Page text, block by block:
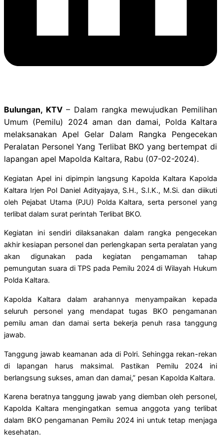
Bulungan, KTV– Dalam rangka mewujudkan Pemilihan
Umum (Pemilu) 2024 aman dan damai, Polda Kaltara
melaksanakan Apel Gelar Dalam Rangka Pengecekan
Peralatan Personel Yang Terlibat BKO yang bertempat di
lapangan apel Mapolda Kaltara, Rabu (07-02-2024).
Kegiatan Apel ini dipimpin langsung Kapolda Kaltara Kapolda
Kaltara Irjen Pol Daniel Adityajaya, S.H., S.I.K., M.Si. dan diikuti
oleh Pejabat Utama (PJU) Polda Kaltara, serta personel yang
terlibat dalam surat perintah Terlibat BKO.
Kegiatan ini sendiri dilaksanakan dalam rangka pengecekan
akhir kesiapan personel dan perlengkapan serta peralatan yang
akan digunakan pada kegiatan pengamaman tahap
pemungutan suara di TPS pada Pemilu 2024 di Wilayah Hukum
Polda Kaltara.
Kapolda Kaltara dalam arahannya menyampaikan kepada
seluruh personel yang mendapat tugas BKO pengamanan
pemilu aman dan damai serta bekerja penuh rasa tanggung
jawab.
Tanggung jawab keamanan ada di Polri. Sehingga rekan-rekan
di lapangan harus maksimal. Pastikan Pemilu 2024 ini
berlangsung sukses, aman dan damai,” pesan Kapolda Kaltara.
Karena beratnya tanggung jawab yang diemban oleh personel,
Kapolda Kaltara mengingatkan semua anggota yang terlibat
dalam BKO pengamanan Pemilu 2024 ini untuk tetap menjaga
kesehatan.